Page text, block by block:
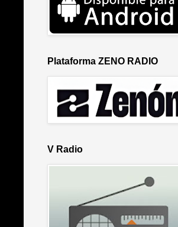
Plataforma ZENO RADIO
V Radio